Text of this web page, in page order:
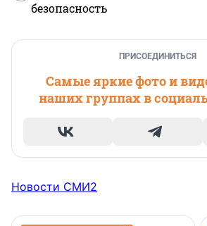
безопасность
ПРИСОЕДИНИТЬСЯ
Самые яркие фото и
наших группах в
Новости СМИ2